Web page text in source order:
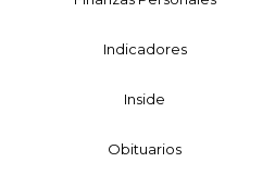
Indicadores
Inside
Obituarios